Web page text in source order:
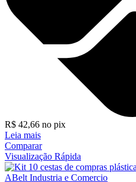
R$ 42,66 no pix
Leia mais
Comparar
Visualização Rápida